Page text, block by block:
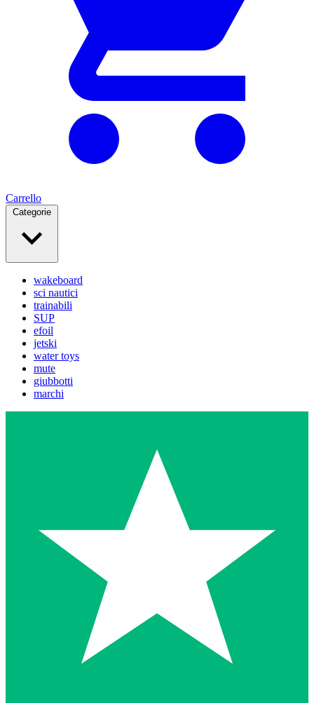
Carrello
Categorie
wakeboard
sci nautici
trainabili
SUP
efoil
jetski
water toys
mute
giubbotti
marchi